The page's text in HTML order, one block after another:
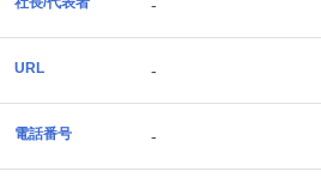
-
URL -
電話番号 -